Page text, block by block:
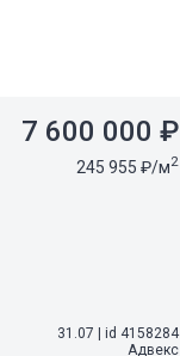
7 600 000 ₽
245 955 ₽/м2
31.07
id 4158284
Адвекс